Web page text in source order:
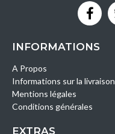
INFORMATIONS
A Propos
Informations sur la livraison
Mentions légales
Conditions générales
EXTRAS